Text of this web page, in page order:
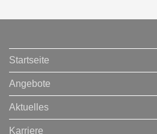
Startseite
Angebote
Aktuelles
Karriere